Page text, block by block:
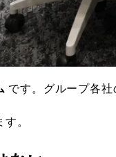
です。グループ各社
。